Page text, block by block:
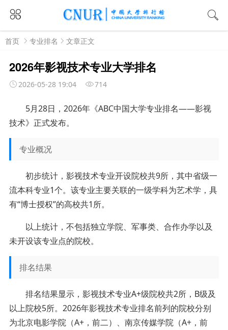
首页 专业排名 文章正文
2026年影视技术专业大学排名
2026-05-28 19:04 714
5月28日，2026年《ABC中国大学专业排名——影视
技术》正式发布。
专业概况
初步统计，影视技术专业开设院校共9所，其中省级一
流本科专业1个。该专业主要关联的一级学科为艺术学，具
有“博士授权”的高校共1所。
以上统计，不包括独立学院、军事类、合作办学以及
未开设该专业点的院校。
排名结果
排名结果显示，影视技术专业A+级院校共2所，B级及
以上院校5所。2026年影视技术专业排名前列的院校分别
为北京电影学院（A+，前二）、南京传媒学院（A+，前